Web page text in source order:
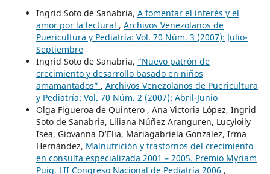
Ingrid Soto de Sanabria, A fomentar el interés y el
amor por la lectural , Archivos Venezolanos de
Puericultura y Pediatría: Vol. 70 Núm. 3 (2007): Julio-
Septiembre
Ingrid Soto de Sanabria, “Nuevo patrón de
crecimiento y desarrollo basado en niños
amamantados” , Archivos Venezolanos de Puericultura
y Pediatría: Vol. 70 Núm. 2 (2007): Abril-Junio
Olga Figueroa de Quintero , Ana Victoria López, Ingrid
Soto de Sanabria, Liliana Núñez Aranguren, Lucyloily
Isea, Giovanna D’Elia, Mariagabriela Gonzalez, Irma
Hernández, Malnutrición y trastornos del crecimiento
en consulta especializada 2001 – 2005. Premio Myriam
Puig. LII Congreso Nacional de Pediatría 2006 ,